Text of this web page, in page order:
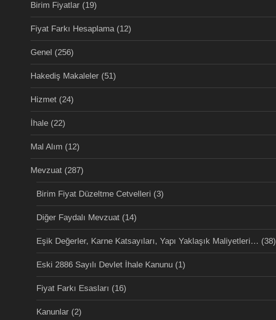
Birim Fiyatlar (19)
Fiyat Farkı Hesaplama(12)
Genel (256)
Hakediş Makaleler (51)
Hizmet (24)
İhale (22)
Mal Alım (12)
Mevzuat (287)
Birim Fiyat Düzeltme Cetvelleri (3)
Diğer Faydalı Mevzuat (14)
Eşik Değerler, Karne Katsayıları, Yapı Yaklaşık Maliyetleri… (38)
Eski 2886 Sayılı Devlet İhale Kanunu (1)
Fiyat Farkı Esasları (16)
Kanunlar (2)